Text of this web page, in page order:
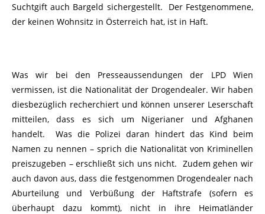
Suchtgift auch Bargeld sichergestellt. Der Festgenommene,
der keinen Wohnsitz in Österreich hat, ist in Haft.
Was wir bei den Presseaussendungen der LPD Wien
vermissen, ist die Nationalität der Drogendealer. Wir haben
diesbezüglich recherchiert und können unserer Leserschaft
mitteilen, dass es sich um Nigerianer und Afghanen
handelt. Was die Polizei daran hindert das Kind beim
Namen zu nennen – sprich die Nationalität von Kriminellen
preiszugeben – erschließt sich uns nicht. Zudem gehen wir
auch davon aus, dass die festgenommen Drogendealer nach
Aburteilung und Verbüßung der Haftstrafe (sofern es
überhaupt dazu kommt), nicht in ihre Heimatländer